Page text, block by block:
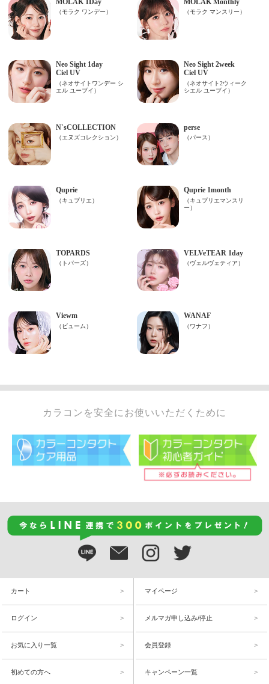
カラコンを安全にお使いいただくために
カート マイページ
ログイン メルマガ申し込み/停止
お気に入り一覧 会員登録
初めての方へ キャンペーン一覧